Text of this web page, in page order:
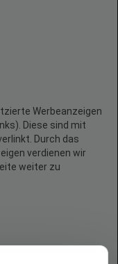
Werbeanzeigen
Diese sind mit
Durch das
verdienen wir
weiter zu